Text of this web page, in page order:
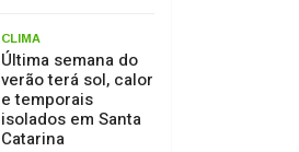
CLIMA
Última semana do
verão terá sol, calor
e temporais
isolados em Santa
Catarina